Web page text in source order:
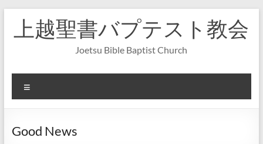
へ
上越聖書バプテスト教会
Joetsu Bible Baptist Church
ニ
ー
Good News